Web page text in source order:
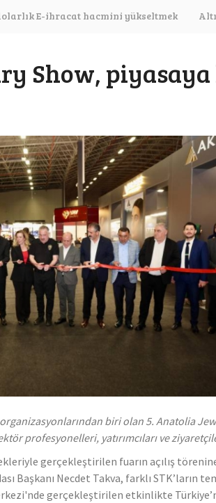
E-ihracat hacmini yükseltmek
Show,
biri olan 5. Anatolia
profesyonelleri, yatırımcıları ve
gerçekleştirilen fuarın açılış
Başkanı Necdet Takva, farklı STK’ların
gerçekleştirilen etkinlikte